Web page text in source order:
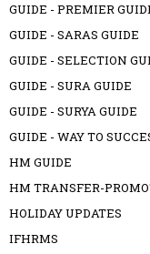
GUIDE - PREMIER
GUIDE - SARAS GUIDE
GUIDE - SELECTION
GUIDE - SURA GUIDE
GUIDE - SURYA GUIDE
GUIDE - WAY TO
HM GUIDE
HM TRANSFER-
HOLIDAY UPDATES
IFHRMS